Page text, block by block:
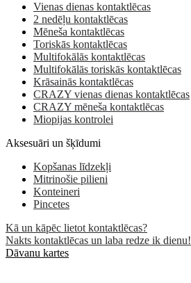
Vienas dienas kontaktlēcas
2 nedēļu kontaktlēcas
Mēneša kontaktlēcas
Toriskās kontaktlēcas
Multifokālās kontaktlēcas
Multifokālās toriskās kontaktlēcas
Krāsainās kontaktlēcas
CRAZY vienas dienas kontaktlēcas
CRAZY mēneša kontaktlēcas
Miopijas kontrolei
Aksesuāri un šķīdumi
Kopšanas līdzekļi
Mitrinošie pilieni
Konteineri
Pincetes
Kā un kāpēc lietot kontaktlēcas?
Nakts kontaktlēcas un laba redze ik dienu!
Dāvanu kartes